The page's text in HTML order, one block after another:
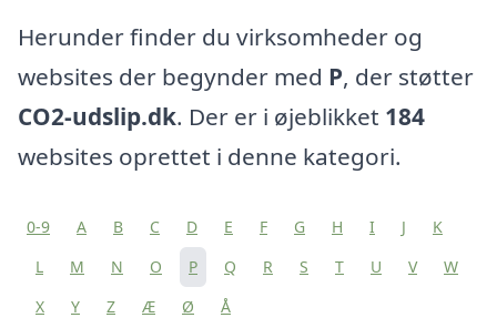
Herunder finder du virksomheder og
websites der begynder med P, der støtter
CO2-udslip.dk. Der er i øjeblikket 184
websites oprettet i denne kategori.
0-9 A B C D E F G H I J
K
L
M N O P Q R S T U V
W
X
Y Z Æ Ø Å